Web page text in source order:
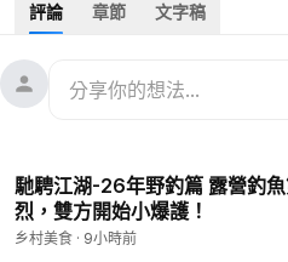
評論 章節 文字稿
馳騁江湖-26年野釣篇 露營釣
烈，雙方開始小爆護！
乡村美食 · 9小時前